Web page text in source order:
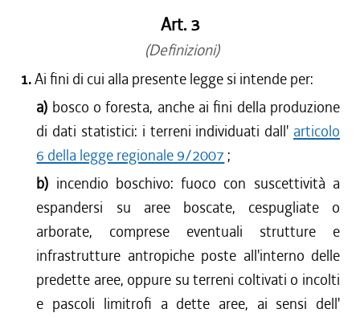
Art. 3
(Definizioni)
1.Ai fini di cui alla presente legge si intende per:
a) bosco o foresta, anche ai fini della produzione
di dati statistici: i terreni individuati dall' articolo
6 della legge regionale 9/2007 ;
b) incendio boschivo: fuoco con suscettività a
espandersi su aree boscate, cespugliate o
arborate, comprese eventuali strutture e
infrastrutture antropiche poste all'interno delle
predette aree, oppure su terreni coltivati o incolti
e pascoli limitrofi a dette aree, ai sensi dell'